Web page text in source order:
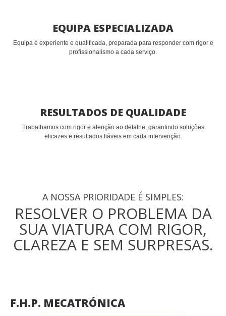
EQUIPA ESPECIALIZADA
Equipa é experiente e qualificada, preparada para responder com rigor e
profissionalismo a cada serviço.
RESULTADOS DE QUALIDADE
Trabalhamos com rigor e atenção ao detalhe, garantindo soluções
eficazes e resultados fiáveis em cada intervenção.
A NOSSA PRIORIDADE É SIMPLES:
RESOLVER O PROBLEMA DA
SUA VIATURA COM RIGOR,
CLAREZA E SEM SURPRESAS.
F.H.P. MECATRÓNICA